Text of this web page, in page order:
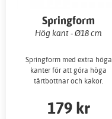
Springform
Hög kant - Ø18 cm
Springform med extra höga
kanter för att göra höga
tårtbottnar och kakor.
179 kr